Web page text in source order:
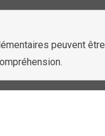
peuvent